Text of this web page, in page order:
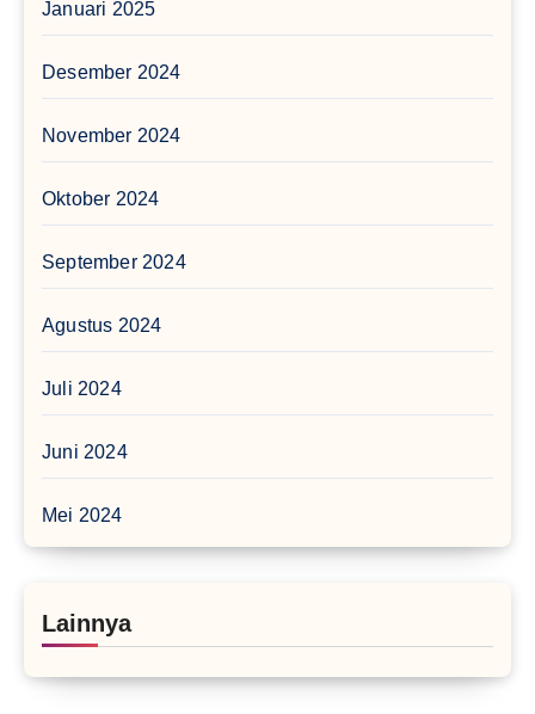
Januari 2025
Desember 2024
November 2024
Oktober 2024
September 2024
Agustus 2024
Juli 2024
Juni 2024
Mei 2024
Lainnya